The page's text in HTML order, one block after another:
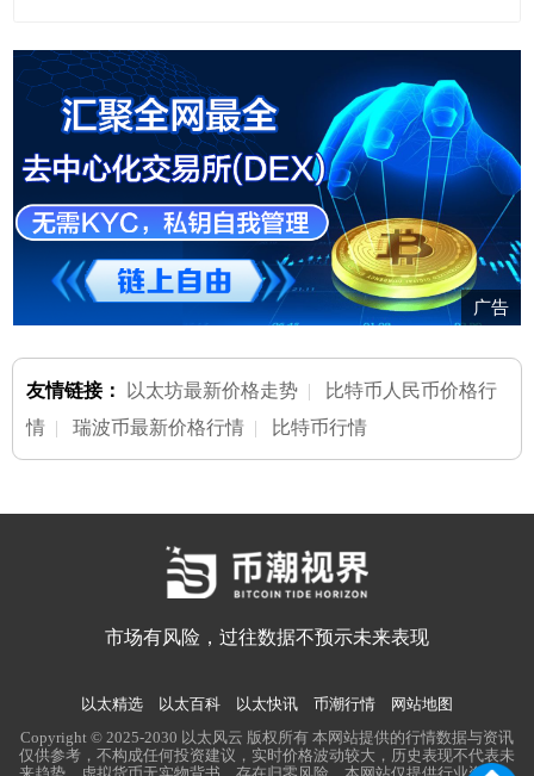
广告
友情链接： 以太坊最新价格走势 | 比特币人民币价格行
情 |瑞波币最新价格行情 | 比特币行情
市场有风险，过往数据不预示未来表现
以太精选 以太百科 以太快讯 币潮行情 网站地图
Copyright © 2025-2030 以太风云 版权所有 本网站提供的行情数据与资讯
仅供参考，不构成任何投资建议，实时价格波动较大，历史表现不代表未